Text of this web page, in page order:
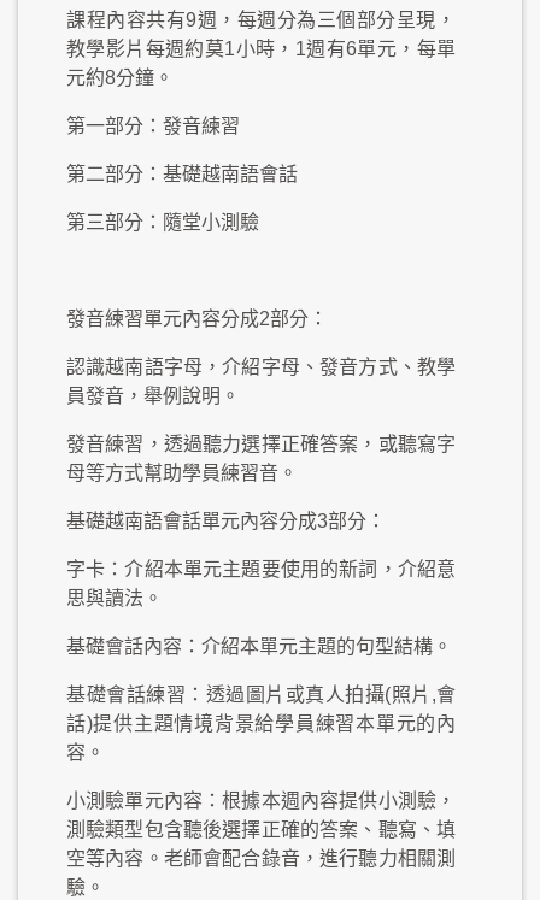
課程內容共有9週，每週分為三個部分呈現，
教學影片每週約莫1小時，1週有6單元，每單
元約8分鐘。
第一部分：發音練習
第二部分：基礎越南語會話
第三部分：隨堂小測驗
發音練習單元內容分成2部分：
認識越南語字母，介紹字母、發音方式、教學
員發音，舉例說明。
發音練習，透過聽力選擇正確答案，或聽寫字
母等方式幫助學員練習音。
基礎越南語會話單元內容分成3部分：
字卡：介紹本單元主題要使用的新詞，介紹意
思與讀法。
基礎會話內容：介紹本單元主題的句型結構。
基礎會話練習：透過圖片或真人拍攝(照片,會
話)提供主題情境背景給學員練習本單元的內
容。
小測驗單元內容：根據本週內容提供小測驗，
測驗類型包含聽後選擇正確的答案、聽寫、填
空等內容。老師會配合錄音，進行聽力相關測
驗。